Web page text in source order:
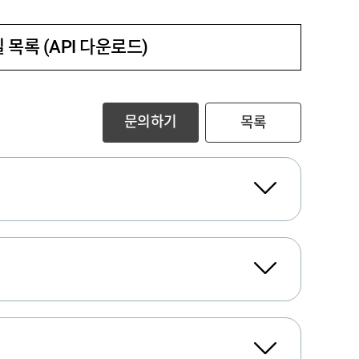
목록 (API 다운로드)
문의하기 목록